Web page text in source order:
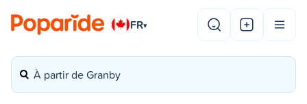
FR▾
À partir de Granby